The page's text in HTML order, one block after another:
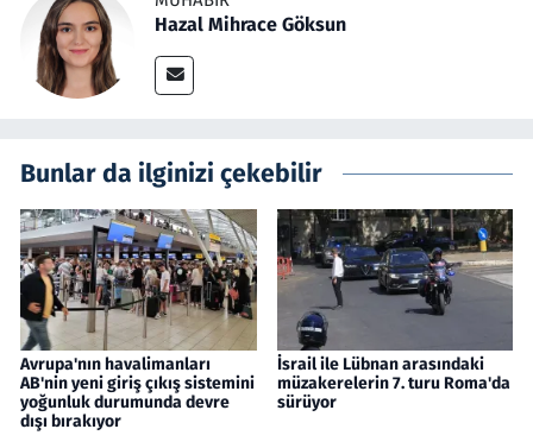
Hazal Mihrace Göksun
Bunlar da ilginizi çekebilir
Avrupa'nın havalimanları
AB'nin yeni giriş çıkış sistemini
yoğunluk durumunda devre
dışı bırakıyor
İsrail ile Lübnan arasındaki
müzakerelerin 7. turu Roma'da
sürüyor